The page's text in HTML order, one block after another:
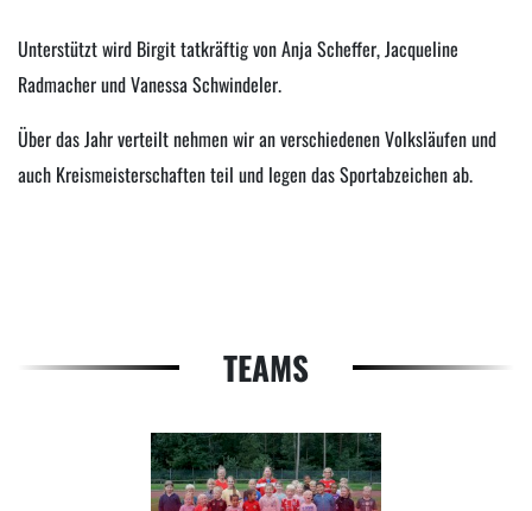
Unterstützt wird Birgit tatkräftig von Anja Scheffer, Jacqueline
Radmacher und Vanessa Schwindeler.
Über das Jahr verteilt nehmen wir an verschiedenen Volksläufen und
auch Kreismeisterschaften teil und legen das Sportabzeichen ab.
TEAMS